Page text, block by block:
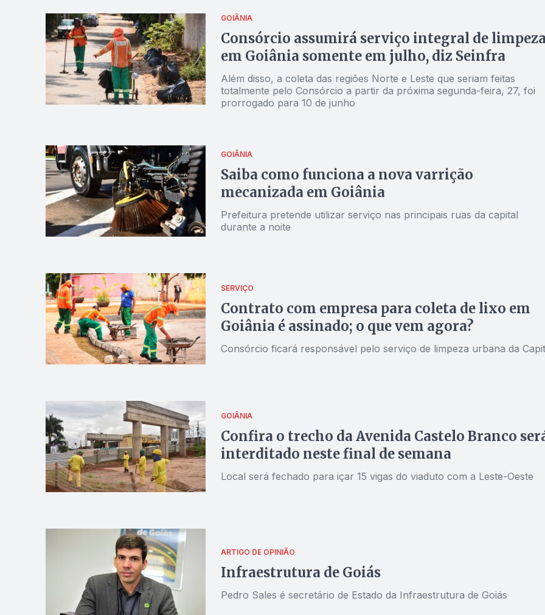
GOIÂNIA
Consórcio assumirá serviço integral de
em Goiânia somente em julho, diz Seinfra
Além disso, a coleta das regiões Norte e Leste que seriam feitas
totalmente pelo Consórcio a partir da próxima segunda-feira, 27, foi
prorrogado para 10 de junho
GOIÂNIA
Saiba como funciona a nova varrição
mecanizada em Goiânia
Prefeitura pretende utilizar serviço nas principais ruas da capital
durante a noite
SERVIÇO
Contrato com empresa para coleta de lixo em
Goiânia é assinado; o que vem agora?
Consórcio ficará responsável pelo serviço de limpeza urbana da
GOIÂNIA
Confira o trecho da Avenida Castelo Branco
interditado neste final de semana
Local será fechado para içar 15 vigas do viaduto com a Leste-Oeste
ARTIGO DE OPINIÃO
Infraestrutura de Goiás
Pedro Sales é secretário de Estado da Infraestrutura de Goiás